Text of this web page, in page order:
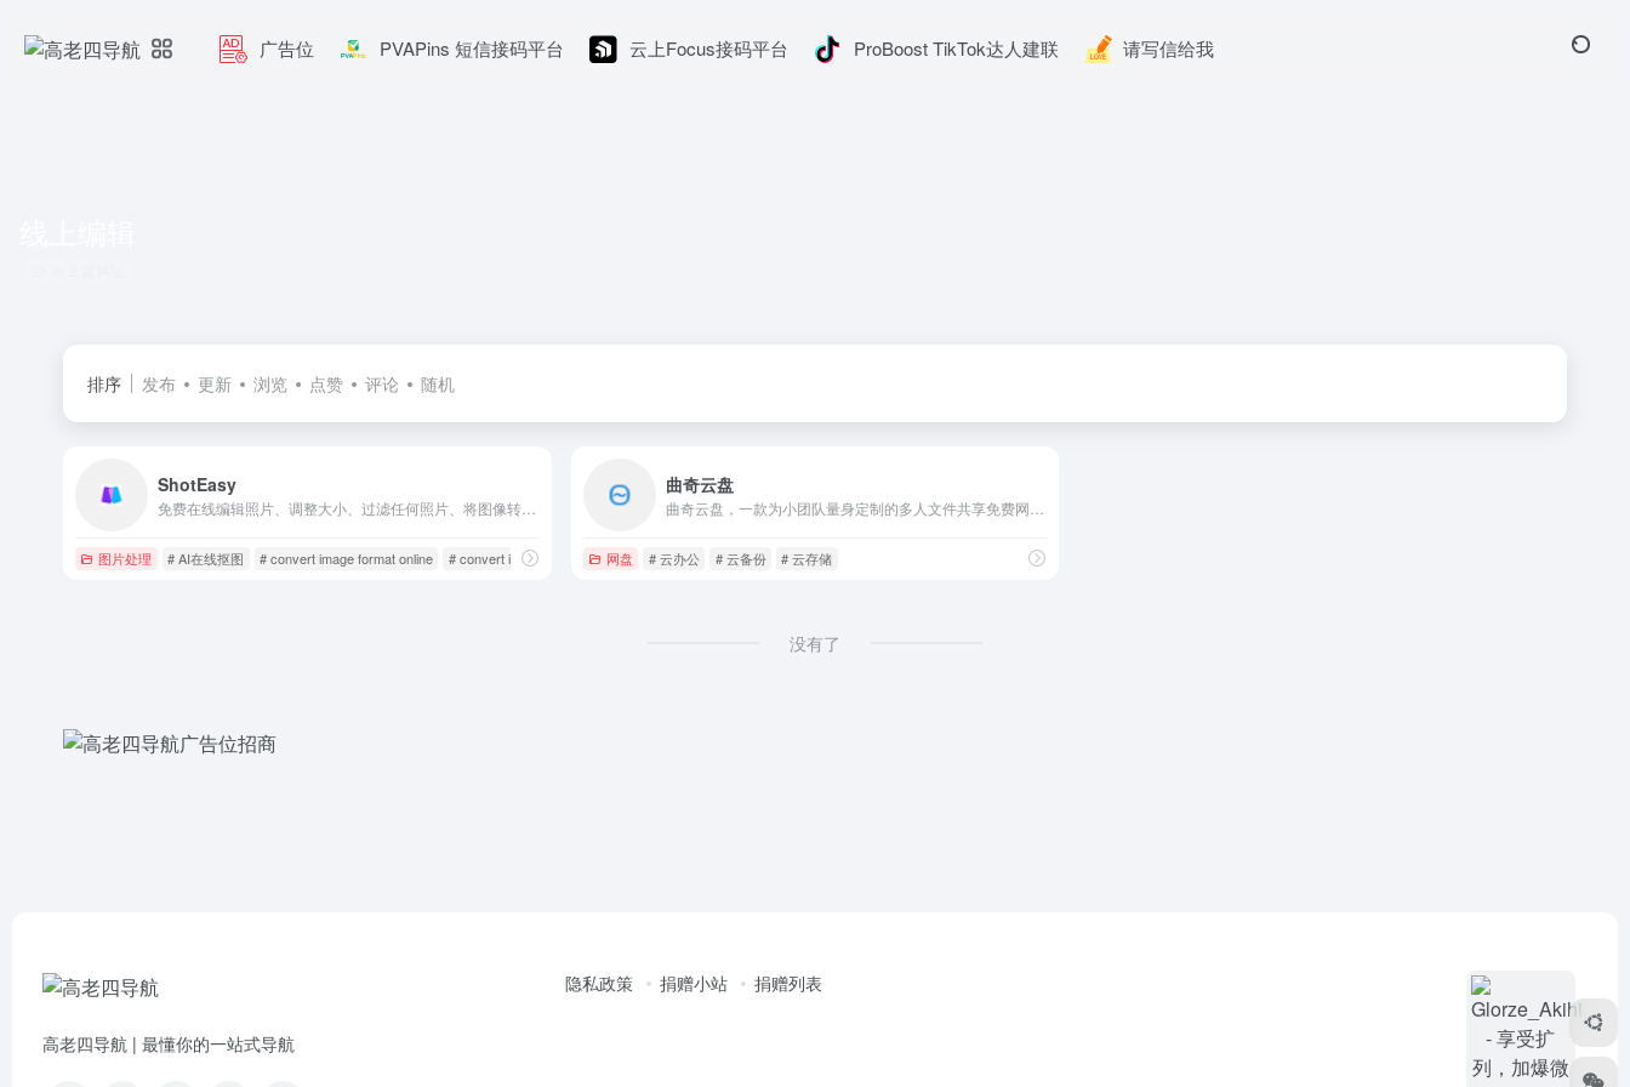
广告位 PVAPins 短信接码平台 云上Focus接码平台 ProBoost TikTok达人建联 请写信给我
排序 发布 更新 浏览 点赞 评论 随机
ShotEasy
图片处理 # AI在线抠图 # convert image format online # convert image to jpg
曲奇云盘
网盘 # 云办公 # 云备份 # 云存储
没有了
高老四导航 | 最懂你的一站式导航
隐私政策 捐赠小站 捐赠列表